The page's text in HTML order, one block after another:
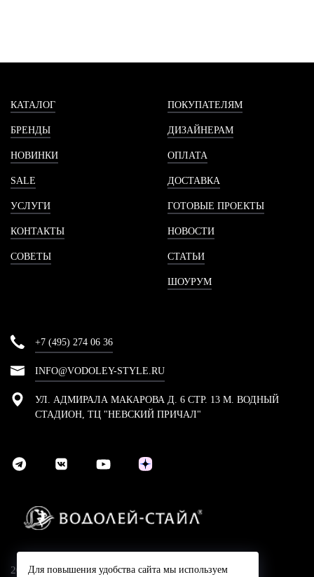
КАТАЛОГ
БРЕНДЫ
НОВИНКИ
SALE
УСЛУГИ
КОНТАКТЫ
СОВЕТЫ
ПОКУПАТЕЛЯМ
ДИЗАЙНЕРАМ
ОПЛАТА
ДОСТАВКА
ГОТОВЫЕ ПРОЕКТЫ
НОВОСТИ
СТАТЬИ
ШОУРУМ
+7 (495) 274 06 36
INFO@VODOLEY-STYLE.RU
УЛ. АДМИРАЛА МАКАРОВА Д. 6 СТР. 13 М. ВОДНЫЙ
СТАДИОН, ТЦ "НЕВСКИЙ ПРИЧАЛ"
2024 © Компания Водолей-Cтайл
Для повышения удобства сайта мы используем